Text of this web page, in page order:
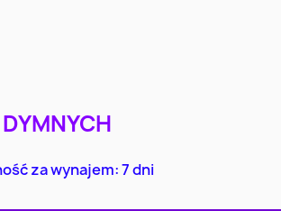
za wynajem: 7 dni